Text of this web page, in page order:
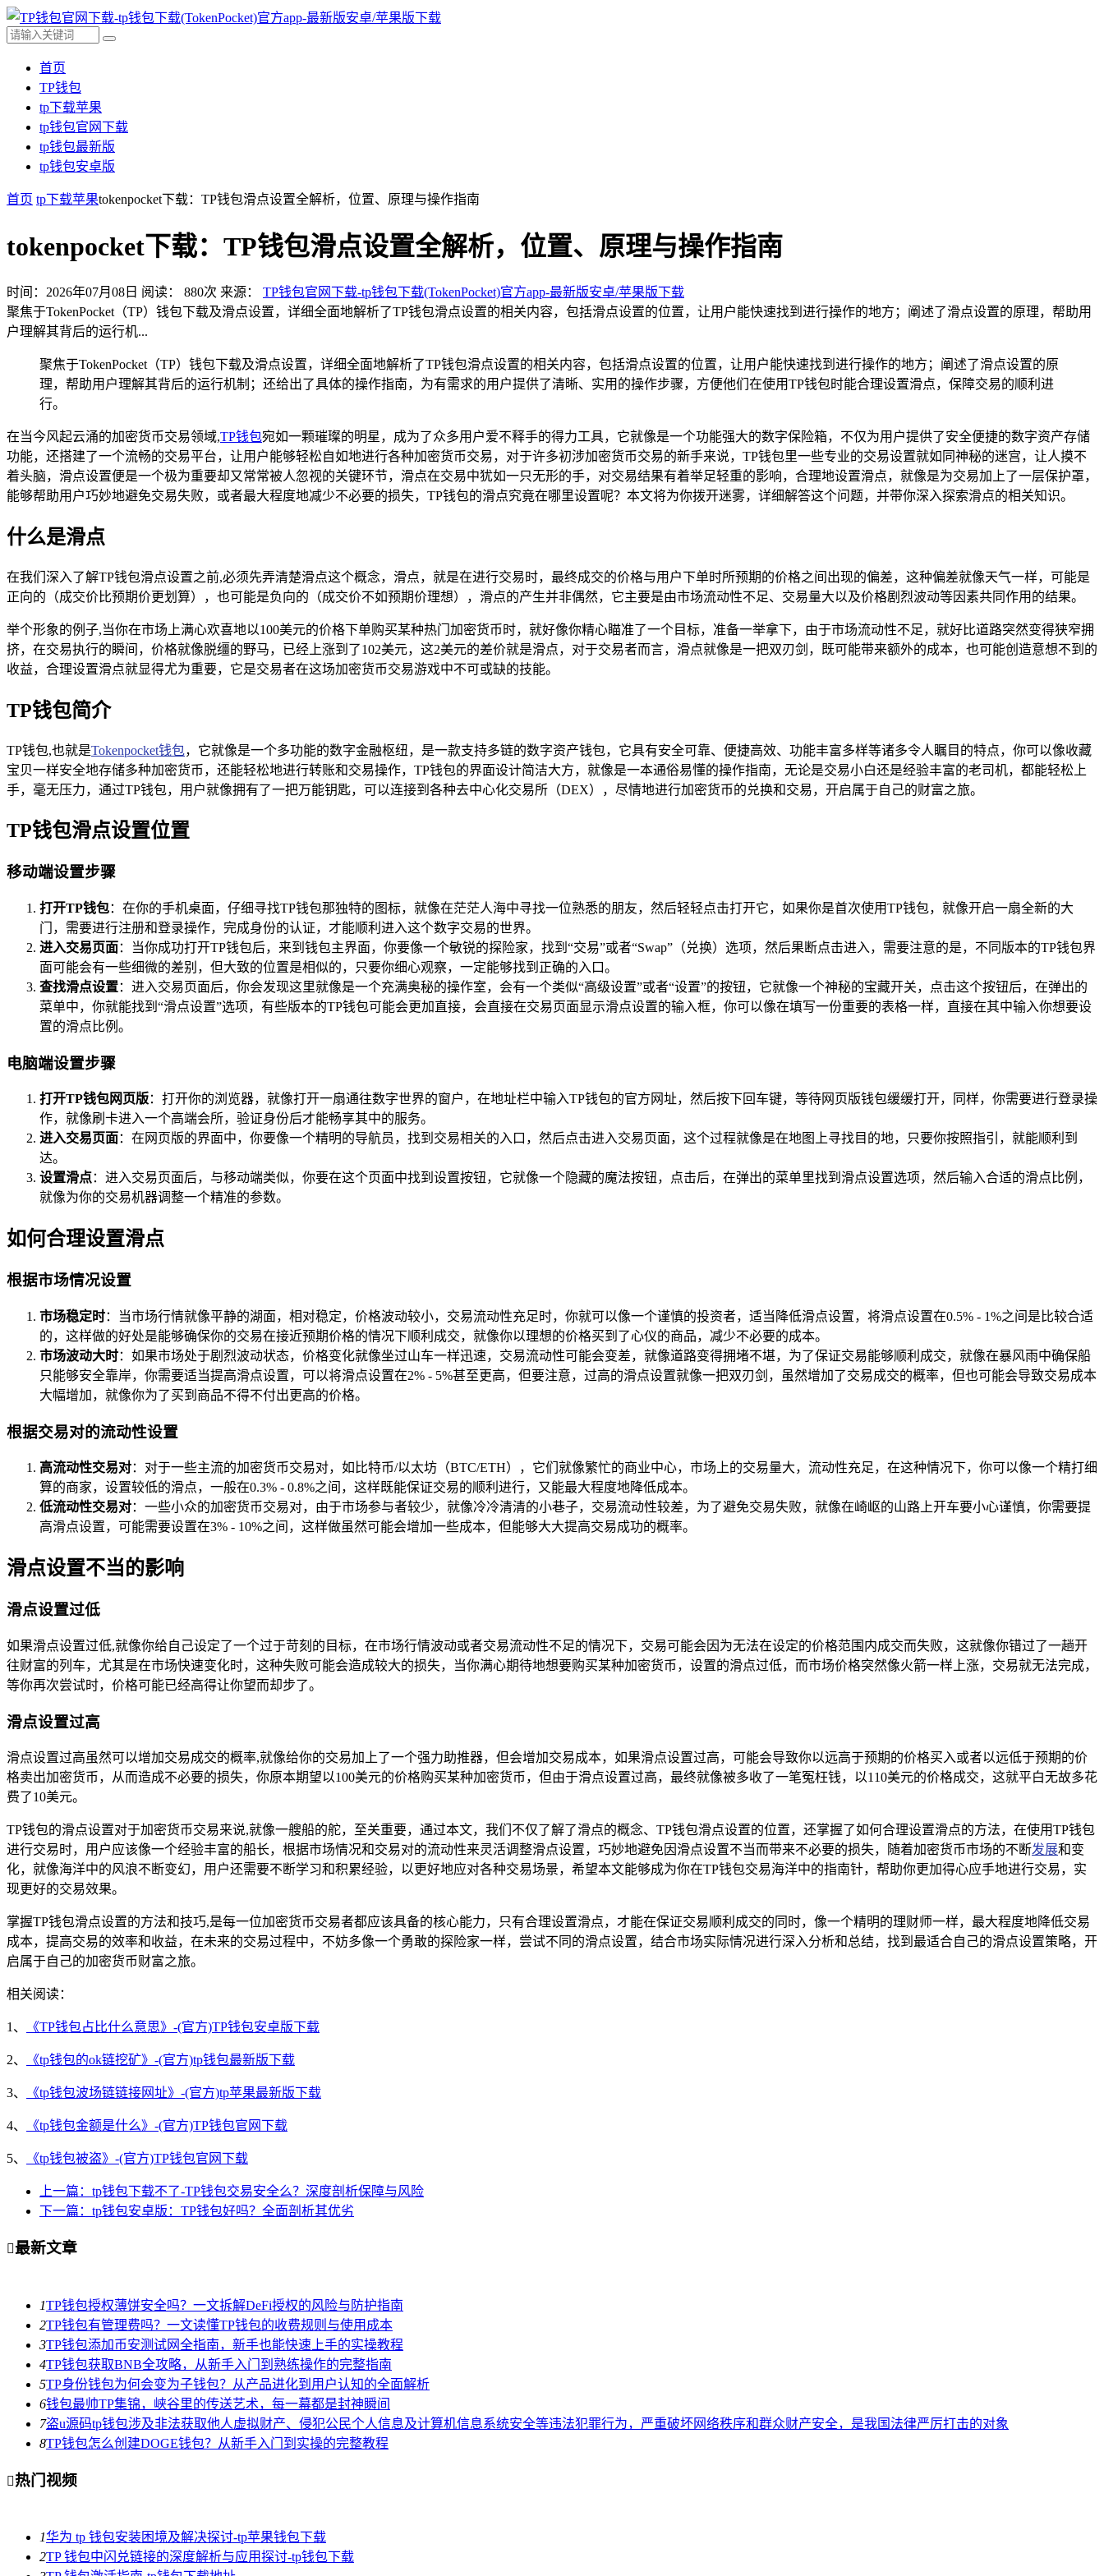
首页
TP钱包
tp下载苹果
tp钱包官网下载
tp钱包最新版
tp钱包安卓版
首页 tp下载苹果tokenpocket下载：TP钱包滑点设置全解析，位置、原理与操作指南
tokenpocket下载：TP钱包滑点设置全解析，位置、原理与操作指南
时间：2026年07月08日 阅读： 880次 来源： TP钱包官网下载-tp钱包下载(TokenPocket)官方app-最新版安卓/苹果版下载
聚焦于TokenPocket（TP）钱包下载及滑点设置，详细全面地解析了TP钱包滑点设置的相关内容，包括滑点设置的位置，让用户能快速找到进行操作的地方；阐述了滑点设置的原理，帮助用
户理解其背后的运行机...
聚焦于TokenPocket（TP）钱包下载及滑点设置，详细全面地解析了TP钱包滑点设置的相关内容，包括滑点设置的位置，让用户能快速找到进行操作的地方；阐述了滑点设置的原
理，帮助用户理解其背后的运行机制；还给出了具体的操作指南，为有需求的用户提供了清晰、实用的操作步骤，方便他们在使用TP钱包时能合理设置滑点，保障交易的顺利进
行。
在当今风起云涌的加密货币交易领域,TP钱包宛如一颗璀璨的明星，成为了众多用户爱不释手的得力工具，它就像是一个功能强大的数字保险箱，不仅为用户提供了安全便捷的数字资产存储
功能，还搭建了一个流畅的交易平台，让用户能够轻松自如地进行各种加密货币交易，对于许多初涉加密货币交易的新手来说，TP钱包里一些专业的交易设置就如同神秘的迷宫，让人摸不
着头脑，滑点设置便是一个极为重要却又常常被人忽视的关键环节，滑点在交易中犹如一只无形的手，对交易结果有着举足轻重的影响，合理地设置滑点，就像是为交易加上了一层保护罩，
能够帮助用户巧妙地避免交易失败，或者最大程度地减少不必要的损失，TP钱包的滑点究竟在哪里设置呢？本文将为你拨开迷雾，详细解答这个问题，并带你深入探索滑点的相关知识。
什么是滑点
在我们深入了解TP钱包滑点设置之前,必须先弄清楚滑点这个概念，滑点，就是在进行交易时，最终成交的价格与用户下单时所预期的价格之间出现的偏差，这种偏差就像天气一样，可能是
正向的（成交价比预期价更划算），也可能是负向的（成交价不如预期价理想），滑点的产生并非偶然，它主要是由市场流动性不足、交易量大以及价格剧烈波动等因素共同作用的结果。
举个形象的例子,当你在市场上满心欢喜地以100美元的价格下单购买某种热门加密货币时，就好像你精心瞄准了一个目标，准备一举拿下，由于市场流动性不足，就好比道路突然变得狭窄拥
挤，在交易执行的瞬间，价格就像脱缰的野马，已经上涨到了102美元，这2美元的差价就是滑点，对于交易者而言，滑点就像是一把双刃剑，既可能带来额外的成本，也可能创造意想不到的
收益，合理设置滑点就显得尤为重要，它是交易者在这场加密货币交易游戏中不可或缺的技能。
TP钱包简介
TP钱包,也就是Tokenpocket钱包，它就像是一个多功能的数字金融枢纽，是一款支持多链的数字资产钱包，它具有安全可靠、便捷高效、功能丰富多样等诸多令人瞩目的特点，你可以像收藏
宝贝一样安全地存储多种加密货币，还能轻松地进行转账和交易操作，TP钱包的界面设计简洁大方，就像是一本通俗易懂的操作指南，无论是交易小白还是经验丰富的老司机，都能轻松上
手，毫无压力，通过TP钱包，用户就像拥有了一把万能钥匙，可以连接到各种去中心化交易所（DEX），尽情地进行加密货币的兑换和交易，开启属于自己的财富之旅。
TP钱包滑点设置位置
移动端设置步骤
打开TP钱包：在你的手机桌面，仔细寻找TP钱包那独特的图标，就像在茫茫人海中寻找一位熟悉的朋友，然后轻轻点击打开它，如果你是首次使用TP钱包，就像开启一扇全新的大
门，需要进行注册和登录操作，完成身份的认证，才能顺利进入这个数字交易的世界。
进入交易页面：当你成功打开TP钱包后，来到钱包主界面，你要像一个敏锐的探险家，找到“交易”或者“Swap”（兑换）选项，然后果断点击进入，需要注意的是，不同版本的TP钱包界
面可能会有一些细微的差别，但大致的位置是相似的，只要你细心观察，一定能够找到正确的入口。
查找滑点设置：进入交易页面后，你会发现这里就像是一个充满奥秘的操作室，会有一个类似“高级设置”或者“设置”的按钮，它就像一个神秘的宝藏开关，点击这个按钮后，在弹出的
菜单中，你就能找到“滑点设置”选项，有些版本的TP钱包可能会更加直接，会直接在交易页面显示滑点设置的输入框，你可以像在填写一份重要的表格一样，直接在其中输入你想要设
置的滑点比例。
电脑端设置步骤
打开TP钱包网页版：打开你的浏览器，就像打开一扇通往数字世界的窗户，在地址栏中输入TP钱包的官方网址，然后按下回车键，等待网页版钱包缓缓打开，同样，你需要进行登录操
作，就像刷卡进入一个高端会所，验证身份后才能畅享其中的服务。
进入交易页面 ：在网页版的界面中，你要像一个精明的导航员，找到交易相关的入口，然后点击进入交易页面，这个过程就像是在地图上寻找目的地，只要你按照指引，就能顺利到
达。
设置滑点：进入交易页面后，与移动端类似，你要在这个页面中找到设置按钮，它就像一个隐藏的魔法按钮，点击后，在弹出的菜单里找到滑点设置选项，然后输入合适的滑点比例，
就像为你的交易机器调整一个精准的参数。
如何合理设置滑点
根据市场情况设置
市场稳定时：当市场行情就像平静的湖面，相对稳定，价格波动较小，交易流动性充足时，你就可以像一个谨慎的投资者，适当降低滑点设置，将滑点设置在0.5% - 1%之间是比较合适
的，这样做的好处是能够确保你的交易在接近预期价格的情况下顺利成交，就像你以理想的价格买到了心仪的商品，减少不必要的成本。
市场波动大时：如果市场处于剧烈波动状态，价格变化就像坐过山车一样迅速，交易流动性可能会变差，就像道路变得拥堵不堪，为了保证交易能够顺利成交，就像在暴风雨中确保船
只能够安全靠岸，你需要适当提高滑点设置，可以将滑点设置在2% - 5%甚至更高，但要注意，过高的滑点设置就像一把双刃剑，虽然增加了交易成交的概率，但也可能会导致交易成本
大幅增加，就像你为了买到商品不得不付出更高的价格。
根据交易对的流动性设置
高流动性交易对：对于一些主流的加密货币交易对，如比特币/以太坊（BTC/ETH），它们就像繁忙的商业中心，市场上的交易量大，流动性充足，在这种情况下，你可以像一个精打细
算的商家，设置较低的滑点，一般在0.3% - 0.8%之间，这样既能保证交易的顺利进行，又能最大程度地降低成本。
低流动性交易对：一些小众的加密货币交易对，由于市场参与者较少，就像冷冷清清的小巷子，交易流动性较差，为了避免交易失败，就像在崎岖的山路上开车要小心谨慎，你需要提
高滑点设置，可能需要设置在3% - 10%之间，这样做虽然可能会增加一些成本，但能够大大提高交易成功的概率。
滑点设置不当的影响
滑点设置过低
如果滑点设置过低,就像你给自己设定了一个过于苛刻的目标，在市场行情波动或者交易流动性不足的情况下，交易可能会因为无法在设定的价格范围内成交而失败，这就像你错过了一趟开
往财富的列车，尤其是在市场快速变化时，这种失败可能会造成较大的损失，当你满心期待地想要购买某种加密货币，设置的滑点过低，而市场价格突然像火箭一样上涨，交易就无法完成，
等你再次尝试时，价格可能已经高得让你望而却步了。
滑点设置过高
滑点设置过高虽然可以增加交易成交的概率,就像给你的交易加上了一个强力助推器，但会增加交易成本，如果滑点设置过高，可能会导致你以远高于预期的价格买入或者以远低于预期的价
格卖出加密货币，从而造成不必要的损失，你原本期望以100美元的价格购买某种加密货币，但由于滑点设置过高，最终就像被多收了一笔冤枉钱，以110美元的价格成交，这就平白无故多花
费了10美元。
TP钱包的滑点设置对于加密货币交易来说,就像一艘船的舵，至关重要，通过本文，我们不仅了解了滑点的概念、TP钱包滑点设置的位置，还掌握了如何合理设置滑点的方法，在使用TP钱包
进行交易时，用户应该像一个经验丰富的船长，根据市场情况和交易对的流动性来灵活调整滑点设置，巧妙地避免因滑点设置不当而带来不必要的损失，随着加密货币市场的不断发展和变
化，就像海洋中的风浪不断变幻，用户还需要不断学习和积累经验，以更好地应对各种交易场景，希望本文能够成为你在TP钱包交易海洋中的指南针，帮助你更加得心应手地进行交易，实
现更好的交易效果。
掌握TP钱包滑点设置的方法和技巧,是每一位加密货币交易者都应该具备的核心能力，只有合理设置滑点，才能在保证交易顺利成交的同时，像一个精明的理财师一样，最大程度地降低交易
成本，提高交易的效率和收益，在未来的交易过程中，不妨多像一个勇敢的探险家一样，尝试不同的滑点设置，结合市场实际情况进行深入分析和总结，找到最适合自己的滑点设置策略，开
启属于自己的加密货币财富之旅。
相关阅读：
1、 《TP钱包占比什么意思》-(官方)TP钱包安卓版下载
2、 《tp钱包的ok链挖矿》-(官方)tp钱包最新版下载
3、 《tp钱包波场链链接网址》-(官方)tp苹果最新版下载
4、 《tp钱包金额是什么》-(官方)TP钱包官网下载
5、 《tp钱包被盗》-(官方)TP钱包官网下载
上一篇：tp钱包下载不了-TP钱包交易安全么？深度剖析保障与风险
下一篇：tp钱包安卓版：TP钱包好吗？全面剖析其优劣
最新文章
1TP钱包授权薄饼安全吗？一文拆解DeFi授权的风险与防护指南
2TP钱包有管理费吗？一文读懂TP钱包的收费规则与使用成本
3TP钱包添加币安测试网全指南，新手也能快速上手的实操教程
4TP钱包获取BNB全攻略，从新手入门到熟练操作的完整指南
5TP身份钱包为何会变为子钱包？从产品进化到用户认知的全面解析
6钱包最帅TP集锦，峡谷里的传送艺术，每一幕都是封神瞬间
7盗u源码tp钱包涉及非法获取他人虚拟财产、侵犯公民个人信息及计算机信息系统安全等违法犯罪行为，严重破坏网络秩序和群众财产安全，是我国法律严厉打击的对象
8TP钱包怎么创建DOGE钱包？从新手入门到实操的完整教程
热门视频
1华为 tp 钱包安装困境及解决探讨-tp苹果钱包下载
2TP 钱包中闪兑链接的深度解析与应用探讨-tp钱包下载